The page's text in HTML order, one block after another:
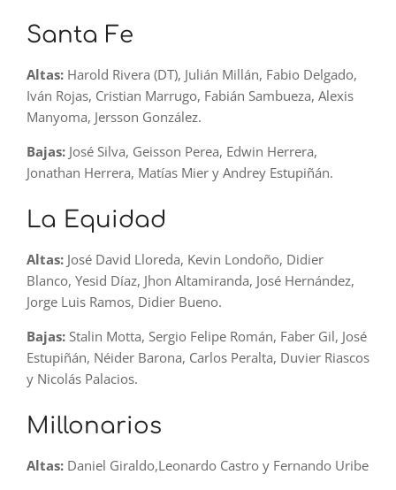
Santa Fe
Altas: Harold Rivera (DT), Julián Millán, Fabio Delgado,
Iván Rojas, Cristian Marrugo, Fabián Sambueza, Alexis
Manyoma, Jersson González.
Bajas: José Silva, Geisson Perea, Edwin Herrera,
Jonathan Herrera, Matías Mier y Andrey Estupiñán.
La Equidad
Altas: José David Lloreda, Kevin Londoño, Didier
Blanco, Yesid Díaz, Jhon Altamiranda, José Hernández,
Jorge Luis Ramos, Didier Bueno.
Bajas: Stalin Motta, Sergio Felipe Román, Faber Gil, José
Estupiñán, Néider Barona, Carlos Peralta, Duvier Riascos
y Nicolás Palacios.
Millonarios
Altas: Daniel Giraldo,Leonardo Castro y Fernando Uribe